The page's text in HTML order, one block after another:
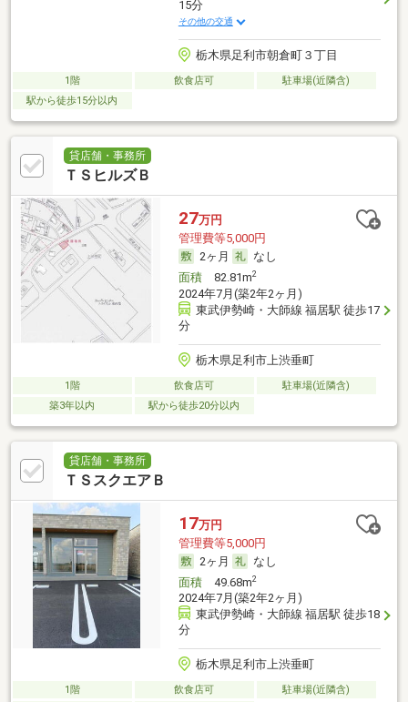
15分
その他の交通
栃木県足利市朝倉町３丁目
1階 飲食店可
駐車場(近隣含)
駅から徒歩15分以内
貸店舗・事務所
ＴＳヒルズＢ
27万円
管理費等5,000円
2ヶ月
なし
面積82.81m2
2024年7月(築2年2ヶ月)
東武伊勢崎・大師線 福居駅 徒歩17
分
栃木県足利市上渋垂町
1階 飲食店可
駐車場(近隣含)
築3年以内
駅から徒歩20分以内
貸店舗・事務所
ＴＳスクエアＢ
17万円
管理費等5,000円
2ヶ月
なし
面積49.68m2
2024年7月(築2年2ヶ月)
東武伊勢崎・大師線 福居駅 徒歩18
分
栃木県足利市上渋垂町
1階 飲食店可
駐車場(近隣含)